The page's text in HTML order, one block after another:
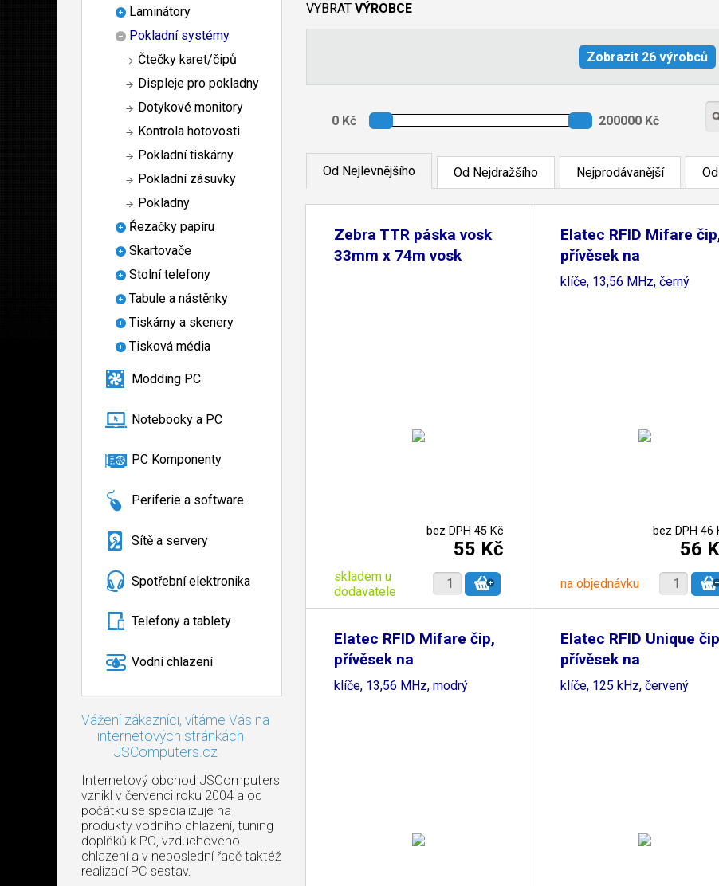
Laminátory
Pokladní systémy
Čtečky karet/čipů
Displeje pro pokladny
Dotykové monitory
Kontrola hotovosti
Pokladní tiskárny
Pokladní zásuvky
Pokladny
Řezačky papíru
Skartovače
Stolní telefony
Tabule a nástěnky
Tiskárny a skenery
Tisková média
Modding PC
Notebooky a PC
PC Komponenty
Periferie a software
Sítě a servery
Spotřební elektronika
Telefony a tablety
Vodní chlazení
Vážení zákazníci, vítáme Vás na
internetových stránkách
JSComputers.cz
Internetový obchod JSComputers
vznikl v červenci roku 2004 a od
počátku se specializuje na
produkty vodního chlazení, tuning
doplňků k PC, vzduchového
chlazení a v neposlední řadě taktéž
realizací PC sestav.
VYBRAT VÝROBCE
Od Nejlevnějšího Od Nejdražšího Nejprodávanější
Zebra TTR páska vosk
33mm x 74m vosk
bez DPH 45 Kč
55 Kč
skladem u
dodavatele
Elatec RFID Mifare
přívěsek na
klíče, 13,56 MHz, černý
bez DPH 46
56
na objednávku
Elatec RFID Mifare čip,
přívěsek na
klíče, 13,56 MHz, modrý
Elatec RFID Unique
přívěsek na
klíče, 125 kHz, červený